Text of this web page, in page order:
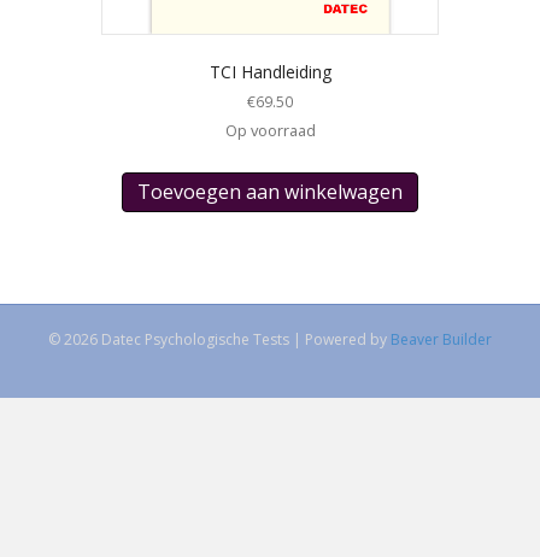
TCI Handleiding
€69.50
Op voorraad
Toevoegen aan winkelwagen
© 2026 Datec Psychologische Tests | Powered by Beaver Builder